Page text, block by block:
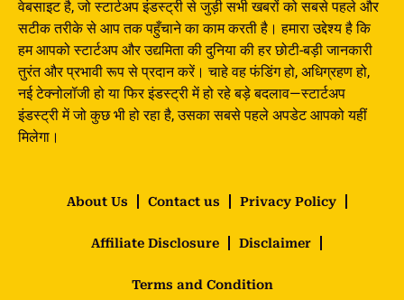
वेबसाइट है, जो स्टार्टअप इंडस्ट्री से जुड़ी सभी खबरों को सबसे पहले और
सटीक तरीके से आप तक पहुँचाने का काम करती है। हमारा उद्देश्य है कि
हम आपको स्टार्टअप और उद्यमिता की दुनिया की हर छोटी-बड़ी जानकारी
तुरंत और प्रभावी रूप से प्रदान करें। चाहे वह फंडिंग हो, अधिग्रहण हो,
नई टेक्नोलॉजी हो या फिर इंडस्ट्री में हो रहे बड़े बदलाव—स्टार्टअप
इंडस्ट्री में जो कुछ भी हो रहा है, उसका सबसे पहले अपडेट आपको यहीं
मिलेगा।
About Us Contact us Privacy Policy
Affiliate Disclosure Disclaimer
Terms and Condition